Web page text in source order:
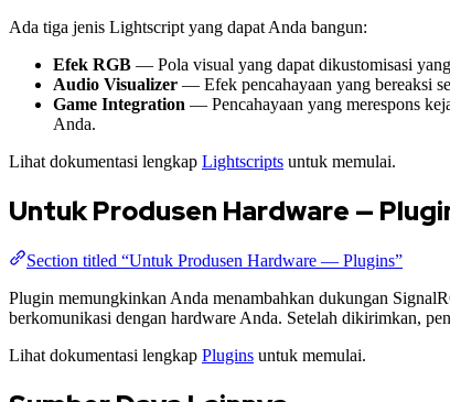
Ada tiga jenis Lightscript yang dapat Anda bangun:
Efek RGB — Pola visual yang dapat dikustomisasi
Audio Visualizer — Efek pencahayaan yang bereaksi
Game Integration — Pencahayaan yang merespons
Anda.
Lihat dokumentasi lengkap Lightscripts untuk memulai.
Untuk Produsen Hardware —
Section titled “Untuk Produsen Hardware — Plugins”
Plugin memungkinkan Anda menambahkan dukungan
berkomunikasi dengan hardware Anda. Setelah dikirimkan,
Lihat dokumentasi lengkap Plugins untuk memulai.